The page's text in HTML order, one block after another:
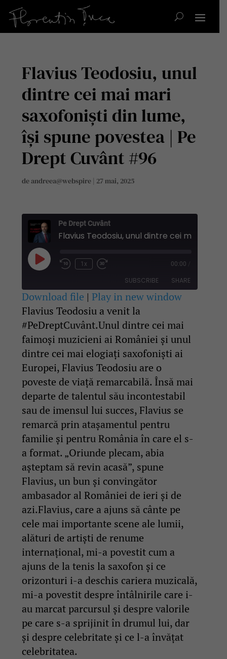
Flavius Teodosiu, unul
dintre cei mai mari
saxofoniști din lume,
își spune povestea | Pe
Drept Cuvânt #96
deandreea@webspire | 27 mai, 2025
Pe Drept Cuvânt
Play
Episode
Rewind
1x
Fast
seconds
00:00
SUBSCRIBE SHARE
SHARE
LINK
EMBED
Download file |Play in new window
Flavius Teodosiu a venit la
#PeDreptCuvânt.Unul dintre cei mai
faimoși muzicieni ai României și unul
dintre cei mai elogiați saxofoniști ai
Europei, Flavius Teodosiu are o
poveste de viață remarcabilă. Însă mai
departe de talentul său incontestabil
sau de imensul lui succes, Flavius se
remarcă prin atașamentul pentru
familie și pentru România în care el s-
a format. „Oriunde plecam, abia
așteptam să revin acasă”, spune
Flavius, un bun și convingător
ambasador al României de ieri și de
azi.Flavius, care a ajuns să cânte pe
cele mai importante scene ale lumii,
alături de artiști de renume
internațional, mi-a povestit cum a
ajuns de la tenis la saxofon și ce
orizonturi i-a deschis cariera muzicală,
mi-a povestit despre întâlnirile care i-
au marcat parcursul și despre valorile
pe care s-a sprijinit în drumul lui, dar
și despre celebritate și ce l-a învățat
celebritatea.